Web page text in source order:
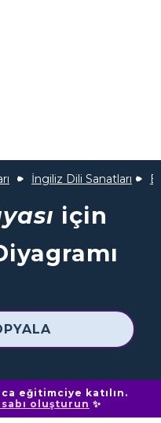
İngiliz Dili Sanatları
için
eğitimciye katılın.
oluşturun ✨